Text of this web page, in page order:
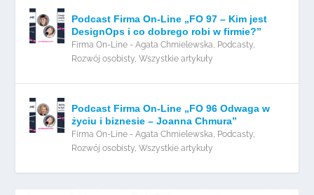
Podcast Firma On-Line „FO 97 – Kim jest
DesignOps i co dobrego robi w firmie?”
Firma On-Line - Agata Chmielewska Podcasty
Rozwój osobisty ,Wszystkie artykuły
Podcast Firma On-Line „FO 96 Odwaga w
życiu i biznesie – Joanna Chmura”
Firma On-Line - Agata Chmielewska Podcasty
Rozwój osobisty ,Wszystkie artykuły